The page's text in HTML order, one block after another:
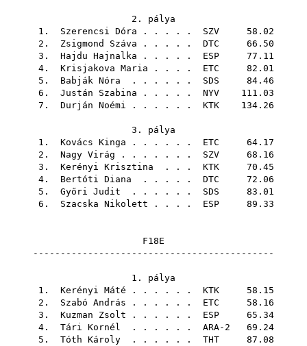
2. pálya
1. Szerencsi Dóra . . . . . SZV 58.02
2. Zsigmond Száva . . . . . DTC 66.50
3. Hajdu Hajnalka . . . . . ESP 77.11
4. Krisjakova Maria . . . . ETC 82.01
5. Babják Nóra . . . . . . SDS 84.46
6. Justán Szabina . . . . . NYV 111.03
7. Durján Noémi . . . . . . KTK 134.26
3. pálya
1. Kovács Kinga . . . . . . ETC 64.17
2. Nagy Virág . . . . . . . SZV 68.16
3. Kerényi Krisztina . . . KTK 70.45
4. Bertóti Diana . . . . . DTC 72.06
5. Győri Judit . . . . . . SDS 83.01
6. Szacska Nikolett . . . . ESP 89.33
F18E
--------------------------------------------
1. pálya
1. Kerényi Máté . . . . . . KTK 58.15
2. Szabó András . . . . . . ETC 58.16
3. Kuzman Zsolt . . . . . . ESP 65.34
4. Tári Kornél . . . . . . ARA-2 69.24
5. Tóth Károly . . . . . . THT 87.08